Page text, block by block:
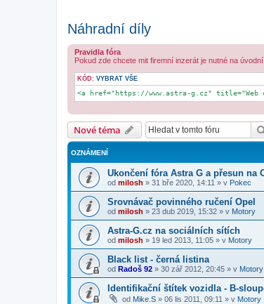
Náhradní díly
Pravidla fóra
Pokud zde chcete mit firemní inzerát je nutné na
KÓD: VYBRAT VŠE
<a href="https://www.astra-g.cz" title="Web
Nové téma
OZNÁMENÍ
Ukončení fóra Astra G a přesun na
od milosh » 31 bře 2020, 14:11 » v Pokec
Srovnávač povinného ručení Opel
od milosh » 23 dub 2019, 15:32 » v Motory
Astra-G.cz na sociálních sítích
od milosh » 19 led 2013, 11:05 » v Motory
Black list - černá listina
od Radoš 92 » 30 zář 2012, 20:45 » v Motory
Identifikační štítek vozidla - B-
od Mike.S » 06 lis 2011, 09:11 » v Motory